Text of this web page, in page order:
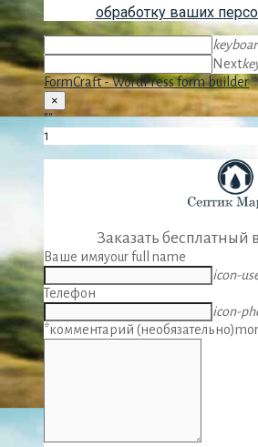
обработку ваших
Next
FormCraft - WordPress form builder
×
""
1
Заказать
Ваше имяyour full name
icon-
Телефон
icon-
*комментарий (необязательно)